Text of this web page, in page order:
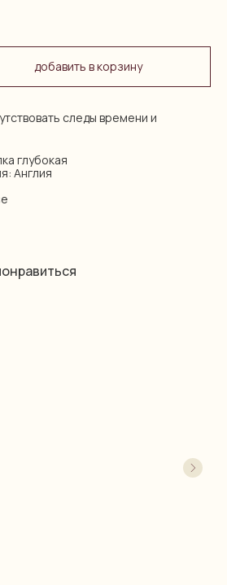
добавить в корзину
следы времени и
глубокая
Англия